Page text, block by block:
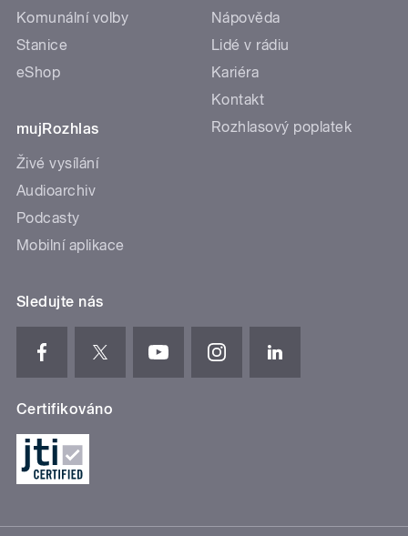
Komunální volby
Stanice
eShop
mujRozhlas
Živé vysílání
Audioarchiv
Podcasty
Mobilní aplikace
Nápověda
Lidé v rádiu
Kariéra
Kontakt
Rozhlasový poplatek
Sledujte nás
Certifikováno